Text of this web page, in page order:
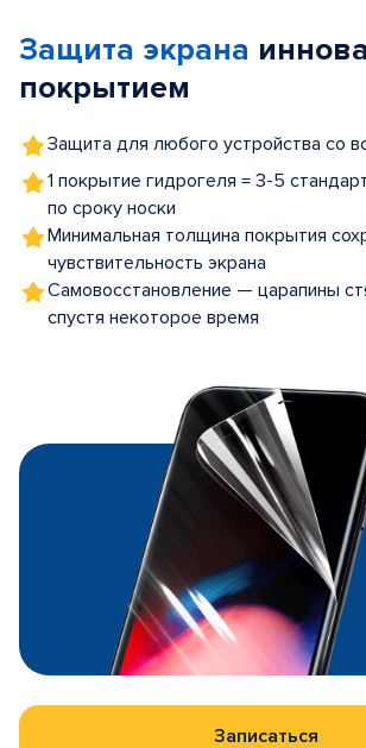
5
Защита экрана
покрытием
Защита для любого устройства со
1 покрытие гидрогеля = 3-5
по сроку носки
Минимальная толщина покрытия
чувствительность экрана
Самовосстановление — царапины
спустя некоторое время
Записаться